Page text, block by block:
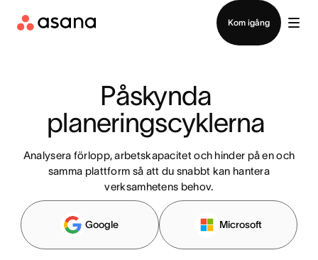
Kom igång
Påskynda
planeringscyklerna
Analysera förlopp, arbetskapacitet och hinder på en och
samma plattform så att du snabbt kan hantera
verksamhetens behov.
Google Microsoft